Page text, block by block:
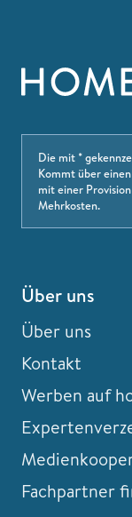
Die mit *
Kommt über
mit einer
Mehrkosten.
Über uns
Über uns
Kontakt
Werben auf
Fachpartner